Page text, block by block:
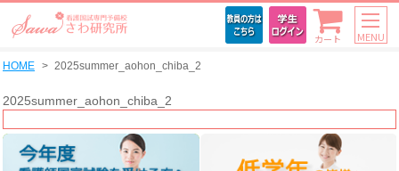
カート MENU
HOME 2025summer_aohon_chiba_2
2025summer_aohon_chiba_2